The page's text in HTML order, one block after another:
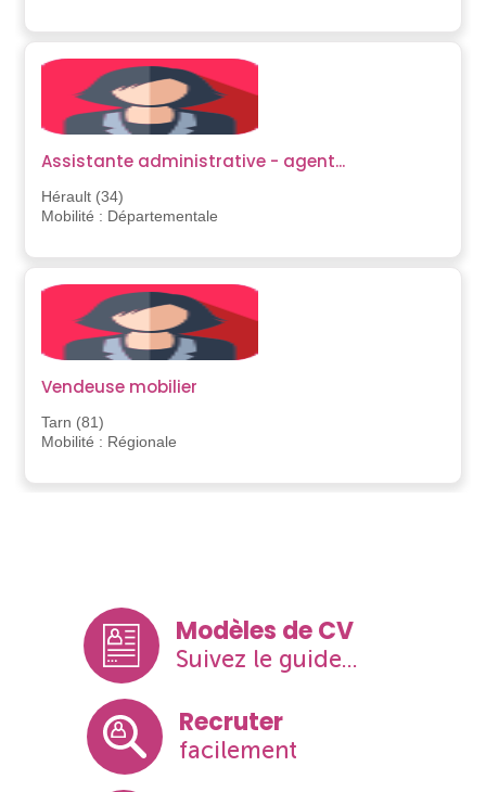
Assistante administrative - agent...
Hérault (34)
Mobilité : Départementale
Vendeuse mobilier
Tarn (81)
Mobilité : Régionale
Modèles de CV
Suivez le guide...
Recruter
facilement